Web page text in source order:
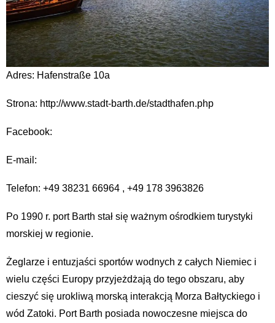
Adres: Hafenstraße 10a
Strona: http://www.stadt-barth.de/stadthafen.php
Facebook:
E-mail:
Telefon: +49 38231 66964 , +49 178 3963826
Po 1990 r. port Barth stał się ważnym ośrodkiem turystyki
morskiej w regionie.
Żeglarze i entuzjaści sportów wodnych z całych Niemiec i
wielu części Europy przyjeżdżają do tego obszaru, aby
cieszyć się urokliwą morską interakcją Morza Bałtyckiego i
wód Zatoki. Port Barth posiada nowoczesne miejsca do